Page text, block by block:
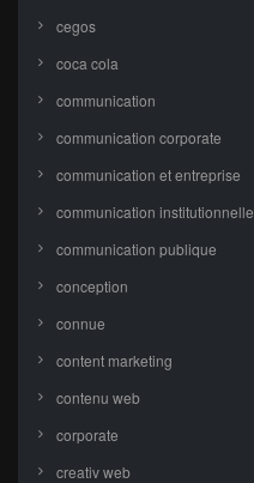
cegos
coca cola
communication
communication corporate
communication et entreprise
communication institutionnelle
communication publique
conception
connue
content marketing
contenu web
corporate
creativ web